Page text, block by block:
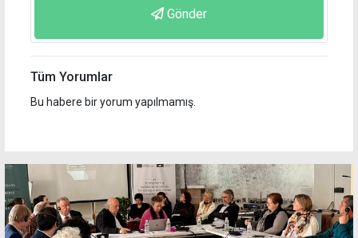
Gönder
Tüm Yorumlar
Bu habere bir yorum yapılmamış.